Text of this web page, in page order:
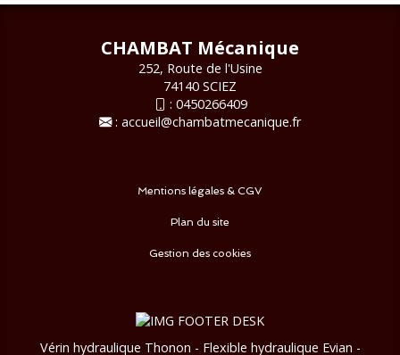
CHAMBAT Mécanique
252, Route de l'Usine
74140 SCIEZ
: 0450266409
: accueil@chambatmecanique.fr
Mentions légales & CGV
Plan du site
Gestion des cookies
Vérin hydraulique Thonon - Flexible hydraulique Evian -